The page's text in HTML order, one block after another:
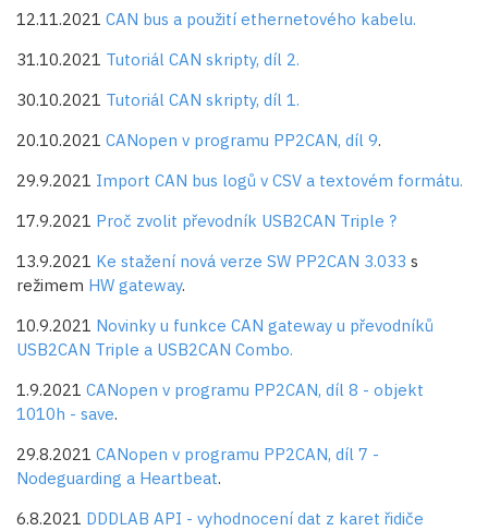
12.11.2021 CAN bus a použití ethernetového kabelu.
31.10.2021 Tutoriál CAN skripty, díl 2.
30.10.2021 Tutoriál CAN skripty, díl 1.
20.10.2021 CANopen v programu PP2CAN, díl 9.
29.9.2021 Import CAN bus logů v CSV a textovém formátu.
17.9.2021 Proč zvolit převodník USB2CAN Triple ?
13.9.2021 Ke stažení nová verze SW PP2CAN 3.033 s
režimem HW gateway.
10.9.2021 Novinky u funkce CAN gateway u převodníků
USB2CAN Triple a USB2CAN Combo.
1.9.2021 CANopen v programu PP2CAN, díl 8 - objekt
1010h - save.
29.8.2021 CANopen v programu PP2CAN, díl 7 -
Nodeguarding a Heartbeat.
6.8.2021 DDDLAB API - vyhodnocení dat z karet řidiče